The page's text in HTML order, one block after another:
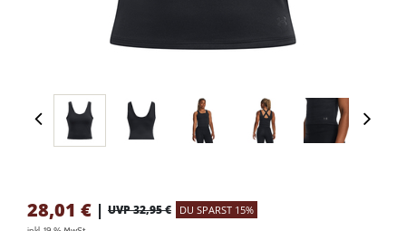
28,01 € | UVP 32,95 € DU SPARST 15%